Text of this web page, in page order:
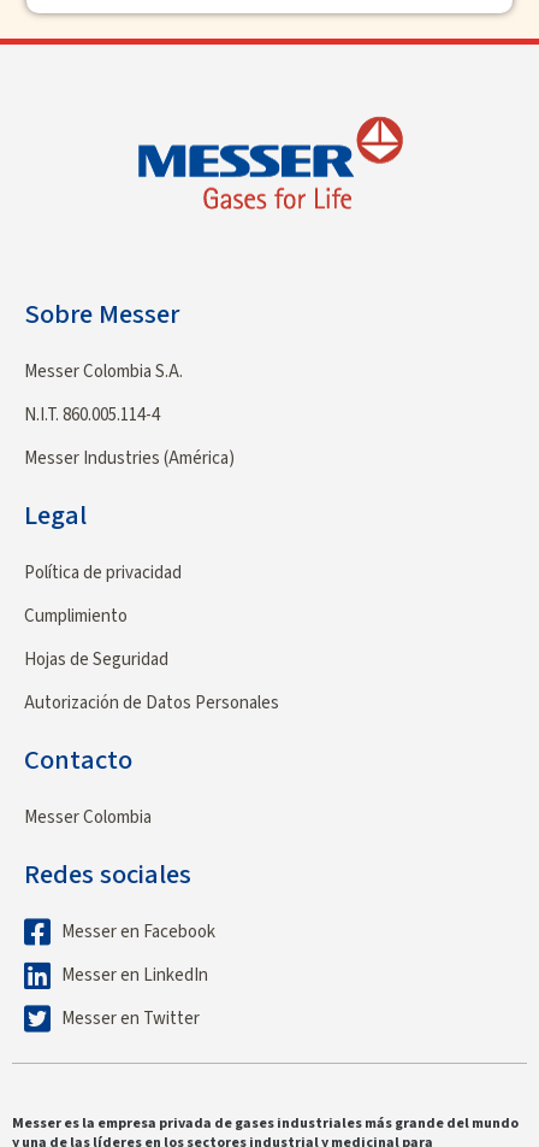
Sobre Messer
Messer Colombia S.A.
N.I.T. 860.005.114-4
Messer Industries (América)
Legal
Política de privacidad
Cumplimiento
Hojas de Seguridad
Autorización de Datos Personales
Contacto
Messer Colombia
Redes sociales
Messer en Facebook
Messer en LinkedIn
Messer en Twitter
Messer es la empresa privada de gases industriales más grande del mundo
y una de las líderes en los sectores industrial y medicinal para